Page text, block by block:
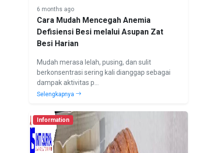
6 months ago
Cara Mudah Mencegah Anemia
Defisiensi Besi melalui Asupan Zat
Besi Harian
Mudah merasa lelah, pusing, dan sulit
berkonsentrasi sering kali dianggap sebagai
dampak aktivitas p...
Selengkapnya
Information